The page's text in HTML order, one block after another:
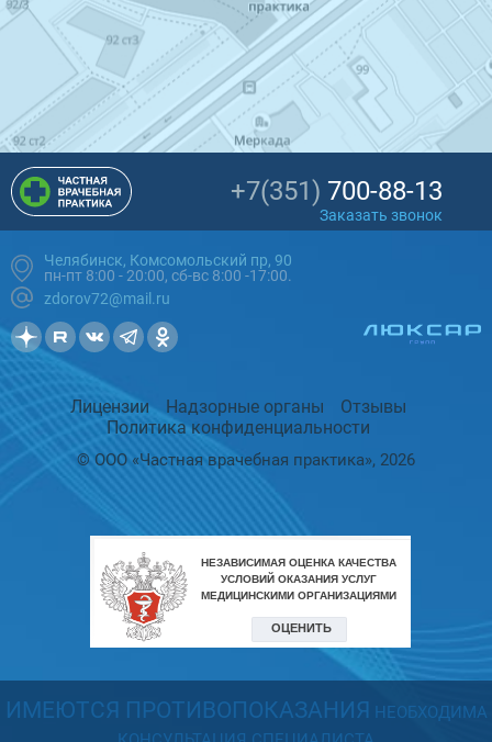
+7(351) 700-88-13
Заказать звонок
Челябинск, Комсомольский пр, 90
пн-пт 8:00 - 20:00, сб-вс 8:00 -17:00.
zdorov72@mail.ru
Лицензии Надзорные органы
Отзывы
Политика конфиденциальности
© ООО «Частная врачебная практика», 2026
ИМЕЮТСЯ ПРОТИВОПОКАЗАНИЯ НЕОБХОДИМА